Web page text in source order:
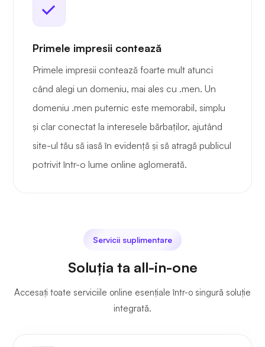
Primele impresii contează
Primele impresii contează foarte mult atunci
când alegi un domeniu, mai ales cu .men. Un
domeniu .men puternic este memorabil, simplu
și clar conectat la interesele bărbaților, ajutând
site-ul tău să iasă în evidență și să atragă publicul
potrivit într-o lume online aglomerată.
Servicii suplimentare
Soluția ta all-in-one
Accesați toate serviciile online esențiale într-o singură soluție
integrată.